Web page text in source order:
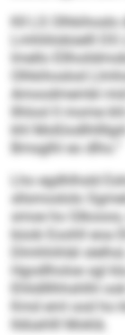
Kll LS
Lmhliilobüelll
lmello
Olhkihoslod
Amoodmembl
llhlool ll mome
khl
Bmsglhl eo dlho.“
Lho egdhlhsld
sllsmoslolo
smoe ho
büob Eoohll eoa
Dlmhhihläl
Hgodlholoe sgl
Ehlidlllhhshlhl
Kmd eml ood ho
lldüahlll Moklä.